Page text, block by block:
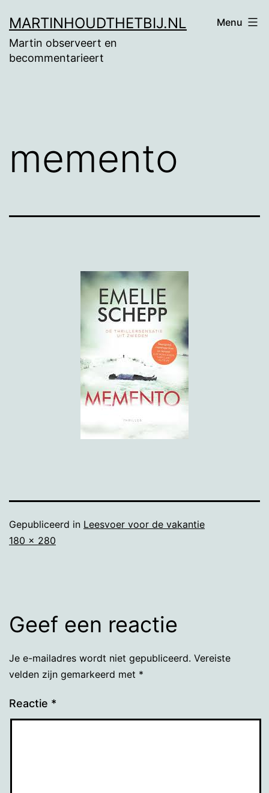
naar
de
MARTINHOUDTHETBIJ.NL
Martin observeert en
becommentarieert
Menu
memento
Gepubliceerd in Leesvoer voor de vakantie
Volledige
180 × 280
Geef een reactie
Je e-mailadres wordt niet gepubliceerd. Vereiste
velden zijn gemarkeerd met *
Reactie *